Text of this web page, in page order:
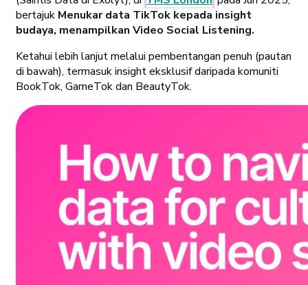
bertajuk Menukar data TikTok kepada insight
budaya, menampilkan Video Social Listening.
Ketahui lebih lanjut melalui pembentangan penuh (pautan
di bawah), termasuk insight eksklusif daripada komuniti
BookTok, GameTok dan BeautyTok.